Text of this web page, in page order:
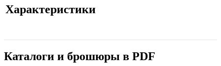
Характеристики
Каталоги и брошюры в PDF